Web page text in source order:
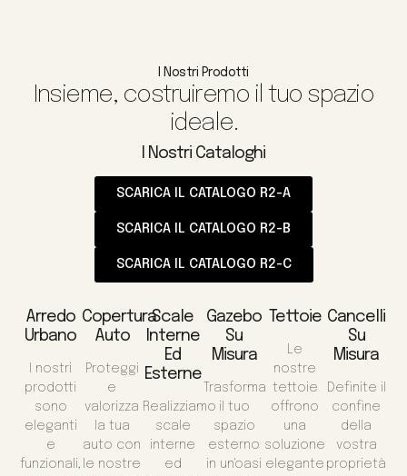
I Nostri Prodotti
Insieme, costruiremo il tuo spazio
ideale.
I Nostri Cataloghi
SCARICA IL CATALOGO R2-A
SCARICA IL CATALOGO R2-B
SCARICA IL CATALOGO R2-C
Arredo
Urbano
I nostri
prodotti
sono
eleganti
e
funzionali,
Copertura
Auto
Proteggi
e
valorizza
la tua
auto con
le nostre
Scale
Interne
Ed
Esterne
Realizziamo
scale
interne
ed
Gazebo
Su
Misura
Trasforma
il tuo
spazio
esterno
in un'oasi
Tettoie
Le
nostre
tettoie
offrono
una
soluzione
elegante
Cancelli
Su
Misura
Definite il
confine
della
vostra
proprietà